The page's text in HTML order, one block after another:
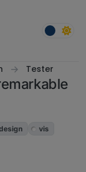
Tester
vis